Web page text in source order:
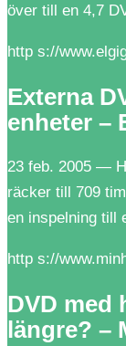
över till en 4,7
http s://
Externa
enheter –
23 feb. 2005 —
räcker till 709
en inspelning till
http s://
DVD med
längre? –